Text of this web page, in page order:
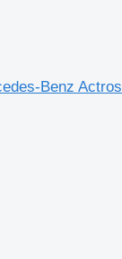
Benz Actros